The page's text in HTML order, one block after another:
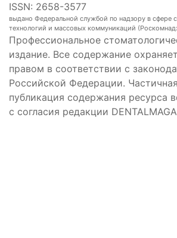
ISSN: 2658-3577
выдано Федеральной службой по надзору в сфере
технологий и массовых коммуникаций
Профессиональное
издание. Все содержание
правом в соответствии с
Российской Федерации.
публикация содержания ресурса
с согласия редакции